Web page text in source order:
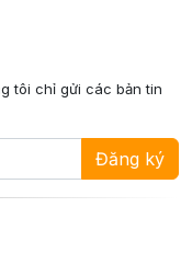
tôi chỉ gửi các bản tin
Đăng ký